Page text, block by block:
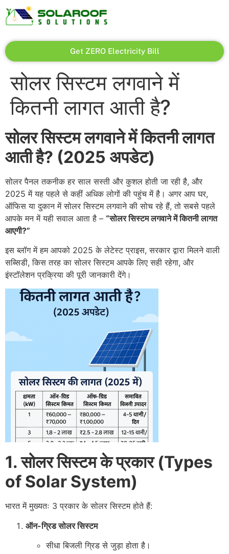
Get ZERO Electricity Bill
सोलर सिस्टम लगवाने में
कितनी लागत आती है?
सोलर सिस्टम लगवाने में कितनी लागत
आती है? (2025 अपडेट)
सोलर पैनल तकनीक हर साल सस्ती और कुशल होती जा रही है, और
2025 में यह पहले से कहीं अधिक लोगों की पहुंच में है। अगर आप घर,
ऑफिस या दुकान में सोलर सिस्टम लगवाने की सोच रहे हैं, तो सबसे पहले
आपके मन में यही सवाल आता है – “सोलर सिस्टम लगवाने में कितनी लागत
आएगी?”
इस ब्लॉग में हम आपको 2025 के लेटेस्ट प्राइस, सरकार द्वारा मिलने वाली
सब्सिडी, किस तरह का सोलर सिस्टम आपके लिए सही रहेगा, और
इंस्टॉलेशन प्रक्रिया की पूरी जानकारी देंगे।
1. सोलर सिस्टम के प्रकार (Types
of Solar System)
भारत में मुख्यतः 3 प्रकार के सोलर सिस्टम होते हैं:
ऑन-ग्रिड सोलर सिस्टम
सीधा बिजली ग्रिड से जुड़ा होता है।